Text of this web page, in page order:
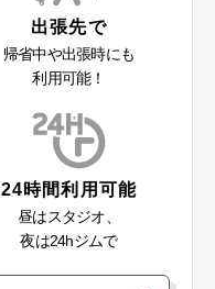
出張先で
帰省中や出張時にも
利用可能！
24時間利用可能
昼はスタジオ、
夜は24hジムで